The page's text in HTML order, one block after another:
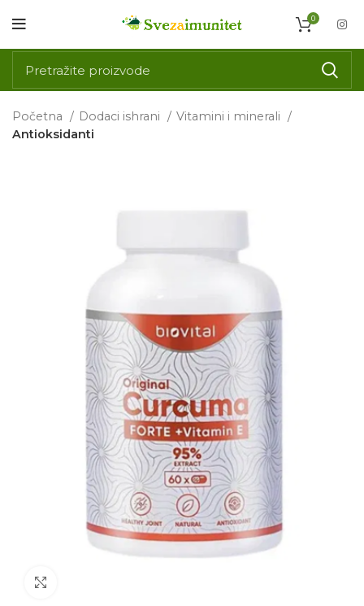
0
Početna Dodaci ishrani
Vitamini i minerali
Antioksidanti